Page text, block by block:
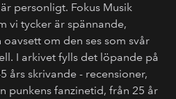
personligt. Fokus Musik
vi tycker är spännande,
om den ses som svår
I arkivet fylls det löpande på
års skrivande - recensioner,
punkens fanzinetid, från 25 år